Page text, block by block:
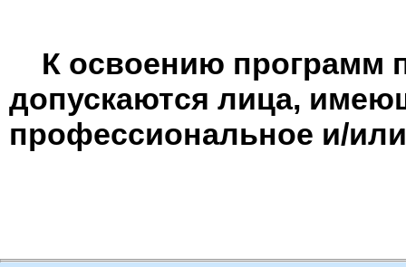
К освоению программ
допускаются лица,
профессиональное и/